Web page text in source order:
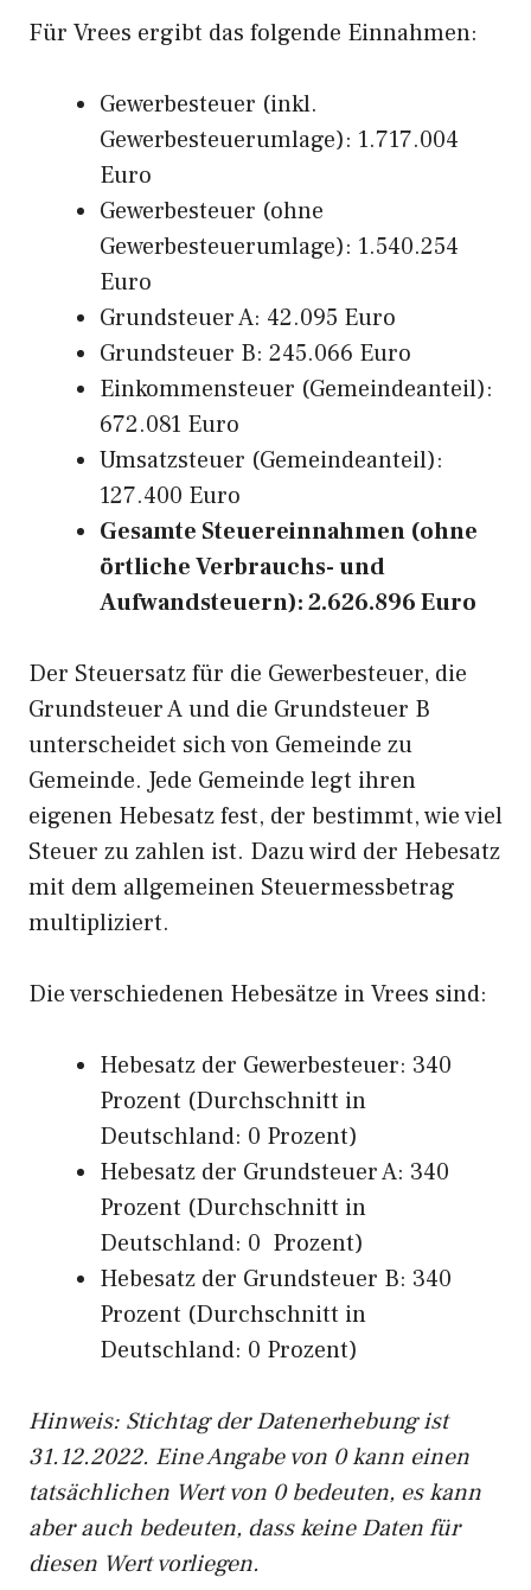
Für Vrees ergibt das folgende Einnahmen:
Gewerbesteuer (inkl.
Gewerbesteuerumlage): 1.717.004
Euro
Gewerbesteuer (ohne
Gewerbesteuerumlage): 1.540.254
Euro
Grundsteuer A: 42.095 Euro
Grundsteuer B: 245.066 Euro
Einkommensteuer (Gemeindeanteil):
672.081 Euro
Umsatzsteuer (Gemeindeanteil):
127.400 Euro
Gesamte Steuereinnahmen (ohne
örtliche Verbrauchs- und
Aufwandsteuern): 2.626.896 Euro
Der Steuersatz für die Gewerbesteuer, die
Grundsteuer A und die Grundsteuer B
unterscheidet sich von Gemeinde zu
Gemeinde. Jede Gemeinde legt ihren
eigenen Hebesatz fest, der bestimmt, wie viel
Steuer zu zahlen ist. Dazu wird der Hebesatz
mit dem allgemeinen Steuermessbetrag
multipliziert.
Die verschiedenen Hebesätze in Vrees sind:
Hebesatz der Gewerbesteuer: 340
Prozent (Durchschnitt in
Deutschland: 0 Prozent)
Hebesatz der Grundsteuer A: 340
Prozent (Durchschnitt in
Deutschland: 0 Prozent)
Hebesatz der Grundsteuer B: 340
Prozent (Durchschnitt in
Deutschland: 0 Prozent)
Hinweis: Stichtag der Datenerhebung ist
31.12.2022. Eine Angabe von 0 kann einen
tatsächlichen Wert von 0 bedeuten, es kann
aber auch bedeuten, dass keine Daten für
diesen Wert vorliegen.